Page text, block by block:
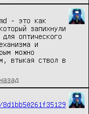
- это как
запихнули
оптического
и
можно
втыкая ствол в